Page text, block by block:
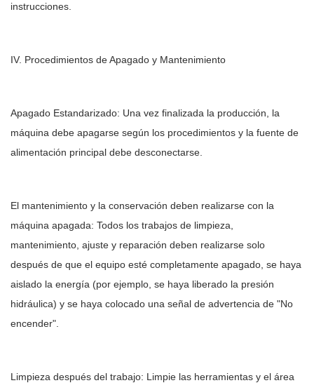
instrucciones.
IV. Procedimientos de Apagado y Mantenimiento
Apagado Estandarizado: Una vez finalizada la producción, la
máquina debe apagarse según los procedimientos y la fuente de
alimentación principal debe desconectarse.
El mantenimiento y la conservación deben realizarse con la
máquina apagada: Todos los trabajos de limpieza,
mantenimiento, ajuste y reparación deben realizarse solo
después de que el equipo esté completamente apagado, se haya
aislado la energía (por ejemplo, se haya liberado la presión
hidráulica) y se haya colocado una señal de advertencia de "No
encender".
Limpieza después del trabajo: Limpie las herramientas y el área